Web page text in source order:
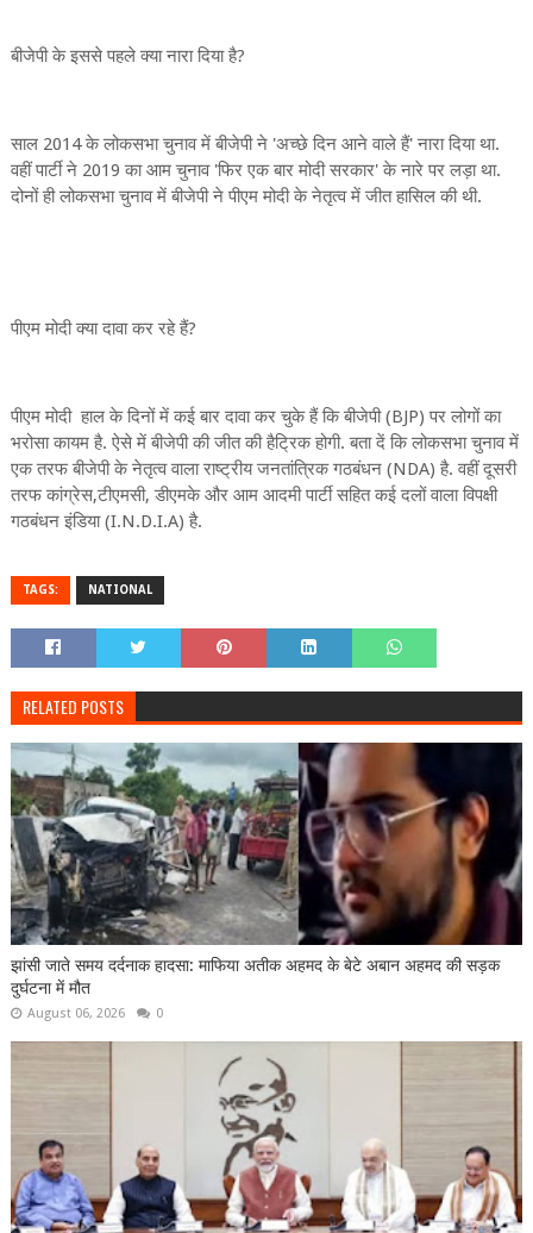
बीजेपी के इससे पहले क्या नारा दिया है?
साल 2014 के लोकसभा चुनाव में बीजेपी ने 'अच्छे दिन आने वाले हैं' नारा दिया था.
वहीं पार्टी ने 2019 का आम चुनाव 'फिर एक बार मोदी सरकार' के नारे पर लड़ा था.
दोनों ही लोकसभा चुनाव में बीजेपी ने पीएम मोदी के नेतृत्व में जीत हासिल की थी.
पीएम मोदी क्या दावा कर रहे हैं?
पीएम मोदी हाल के दिनों में कई बार दावा कर चुके हैं कि बीजेपी (BJP) पर लोगों का
भरोसा कायम है. ऐसे में बीजेपी की जीत की हैट्रिक होगी. बता दें कि लोकसभा चुनाव में
एक तरफ बीजेपी के नेतृत्व वाला राष्ट्रीय जनतांत्रिक गठबंधन (NDA) है. वहीं दूसरी
तरफ कांग्रेस,टीएमसी, डीएमके और आम आदमी पार्टी सहित कई दलों वाला विपक्षी
गठबंधन इंडिया (I.N.D.I.A) है.
TAGS: NATIONAL
RELATED POSTS
झांसी जाते समय दर्दनाक हादसा: माफिया अतीक अहमद के बेटे अबान अहमद की सड़क
दुर्घटना में मौत
August 06, 2026 0